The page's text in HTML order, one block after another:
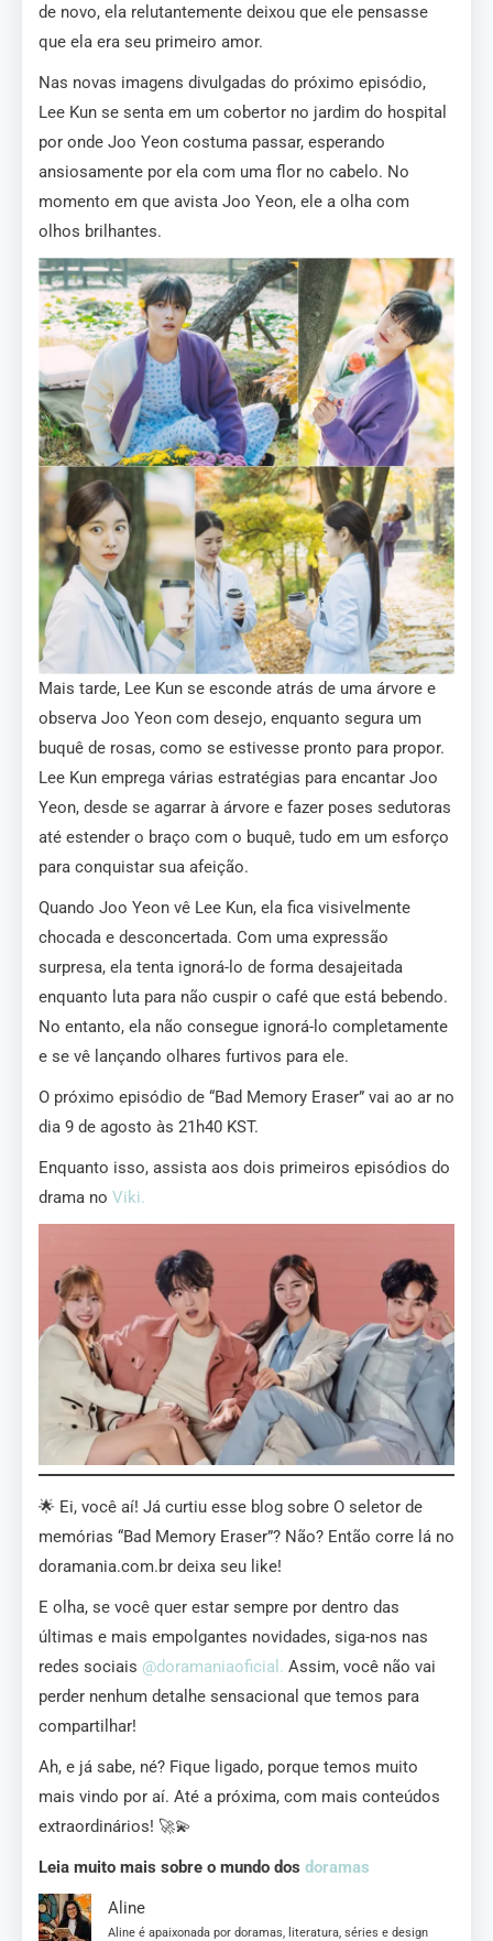
de novo, ela relutantemente deixou que ele pensasse
que ela era seu primeiro amor.
Nas novas imagens divulgadas do próximo episódio,
Lee Kun se senta em um cobertor no jardim do hospital
por onde Joo Yeon costuma passar, esperando
ansiosamente por ela com uma flor no cabelo. No
momento em que avista Joo Yeon, ele a olha com
olhos brilhantes.
Mais tarde, Lee Kun se esconde atrás de uma árvore e
observa Joo Yeon com desejo, enquanto segura um
buquê de rosas, como se estivesse pronto para propor.
Lee Kun emprega várias estratégias para encantar Joo
Yeon, desde se agarrar à árvore e fazer poses sedutoras
até estender o braço com o buquê, tudo em um esforço
para conquistar sua afeição.
Quando Joo Yeon vê Lee Kun, ela fica visivelmente
chocada e desconcertada. Com uma expressão
surpresa, ela tenta ignorá-lo de forma desajeitada
enquanto luta para não cuspir o café que está bebendo.
No entanto, ela não consegue ignorá-lo completamente
e se vê lançando olhares furtivos para ele.
O próximo episódio de “Bad Memory Eraser” vai ao ar no
dia 9 de agosto às 21h40 KST.
Enquanto isso, assista aos dois primeiros episódios do
drama no Viki.
🌟 Ei, você aí! Já curtiu esse blog sobre O seletor de
memórias “Bad Memory Eraser”? Não? Então corre lá no
doramania.com.br deixa seu like!
E olha, se você quer estar sempre por dentro das
últimas e mais empolgantes novidades, siga-nos nas
redes sociais @doramaniaoficial. Assim, você não vai
perder nenhum detalhe sensacional que temos para
compartilhar!
Ah, e já sabe, né? Fique ligado, porque temos muito
mais vindo por aí. Até a próxima, com mais conteúdos
extraordinários! 🚀💫
Leia muito mais sobre o mundo dos doramas
Aline
Aline é apaixonada por doramas, literatura, séries e design